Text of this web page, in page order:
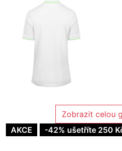
Zobrazit celou
AKCE
-42% ušetříte 250